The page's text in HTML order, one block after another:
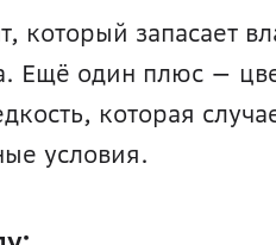
который запасает
Ещё один плюс —
которая
условия.